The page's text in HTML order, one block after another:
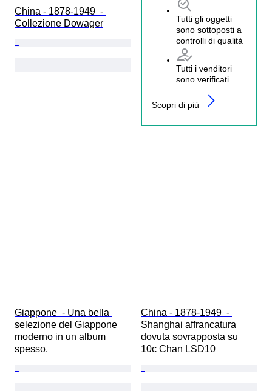
Tutti gli oggetti
sono sottoposti a
controlli di qualità
Tutti i venditori
sono verificati
Scopri di più
China - 1878-1949  -
Collezione Dowager
Giappone  - Una bella
selezione del Giappone
moderno in un album
spesso.
China - 1878-1949  -
Shanghai affrancatura
dovuta sovrapposta su
10c Chan LSD10